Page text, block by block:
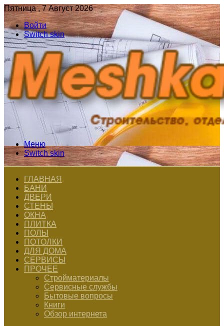
Пятница , 7 Август 2026
Войти
Switch skin
Меню
Switch skin
ГЛАВНАЯ
БАНИ
ДВЕРИ
СТЕНЫ
ОКНА
ПЛИТКА
ПОЛЫ
ПОТОЛКИ
ДЛЯ ДОМА
СЕРВИСЫ
ПРОЧЕЕ
Стройматериалы
Сервисные службы
Бытовые вопросы
Книги
Обзор интернета